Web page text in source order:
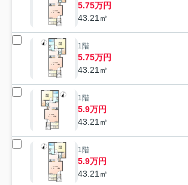
5.75万円
43.21㎡
1階
5.75万円
43.21㎡
1階
5.9万円
43.21㎡
1階
5.9万円
43.21㎡